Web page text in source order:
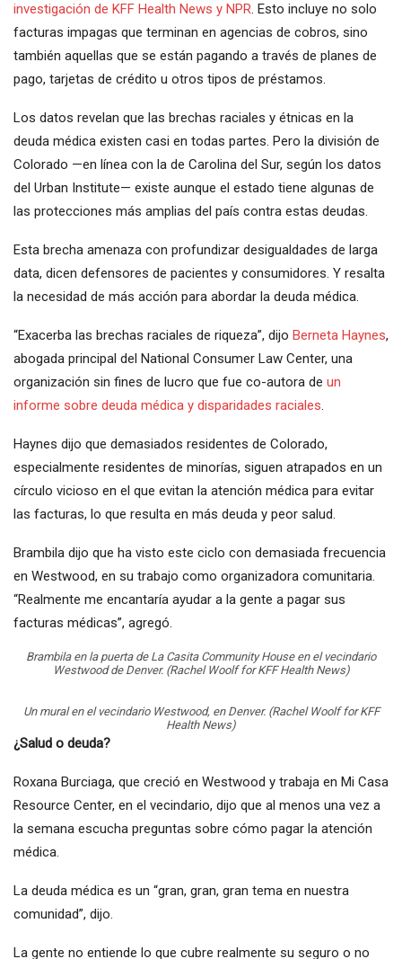
investigación de KFF Health News y NPR. Esto incluye no solo
facturas impagas que terminan en agencias de cobros, sino
también aquellas que se están pagando a través de planes de
pago, tarjetas de crédito u otros tipos de préstamos.
Los datos revelan que las brechas raciales y étnicas en la
deuda médica existen casi en todas partes. Pero la división de
Colorado —en línea con la de Carolina del Sur, según los datos
del Urban Institute— existe aunque el estado tiene algunas de
las protecciones más amplias del país contra estas deudas.
Esta brecha amenaza con profundizar desigualdades de larga
data, dicen defensores de pacientes y consumidores. Y resalta
la necesidad de más acción para abordar la deuda médica.
“Exacerba las brechas raciales de riqueza”, dijo Berneta Haynes,
abogada principal del National Consumer Law Center, una
organización sin fines de lucro que fue co-autora de un
informe sobre deuda médica y disparidades raciales.
Haynes dijo que demasiados residentes de Colorado,
especialmente residentes de minorías, siguen atrapados en un
círculo vicioso en el que evitan la atención médica para evitar
las facturas, lo que resulta en más deuda y peor salud.
Brambila dijo que ha visto este ciclo con demasiada frecuencia
en Westwood, en su trabajo como organizadora comunitaria.
“Realmente me encantaría ayudar a la gente a pagar sus
facturas médicas”, agregó.
Brambila en la puerta de La Casita Community House en el vecindario
Westwood de Denver. (Rachel Woolf for KFF Health News)
Un mural en el vecindario Westwood, en Denver. (Rachel Woolf for KFF
Health News)
¿Salud o deuda?
Roxana Burciaga, que creció en Westwood y trabaja en Mi Casa
Resource Center, en el vecindario, dijo que al menos una vez a
la semana escucha preguntas sobre cómo pagar la atención
médica.
La deuda médica es un “gran, gran, gran tema en nuestra
comunidad”, dijo.
La gente no entiende lo que cubre realmente su seguro o no